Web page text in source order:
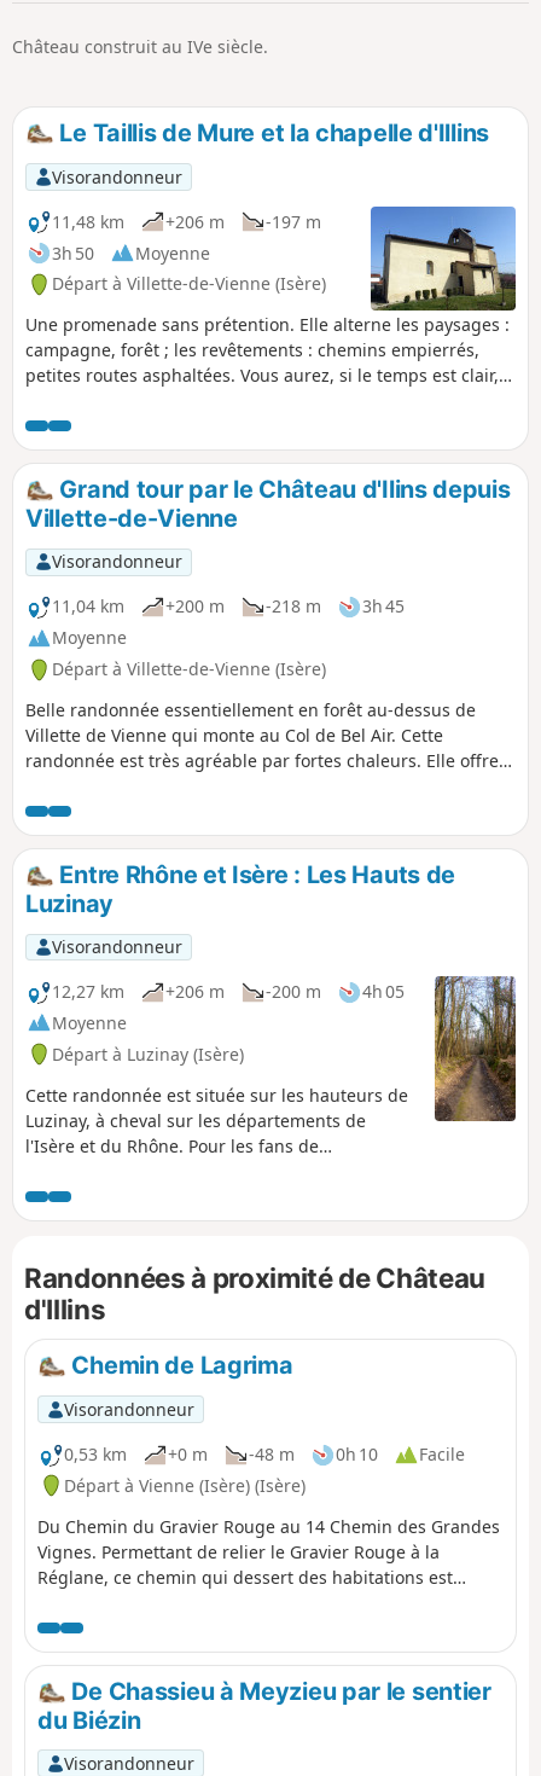
Château construit au IVe siècle.
Le Taillis de Mure et la chapelle d'Illins
Visorandonneur
11,48 km
+206 m
-197 m
3h 50
Moyenne
Départ à Villette-de-Vienne (Isère)
Une promenade sans prétention. Elle alterne les paysages :
campagne, forêt ; les revêtements : chemins empierrés,
petites routes asphaltées. Vous aurez, si le temps est clair,
petites côtes (pas trop saignantes) sont au programme afin
de maintenir la forme.
Grand tour par le Château d'Ilins depuis
Villette-de-Vienne
Visorandonneur
11,04 km
+200 m -218 m
3h 45
Moyenne
Départ à Villette-de-Vienne (Isère)
Belle randonnée essentiellement en forêt au-dessus de
Villette de Vienne qui monte au Col de Bel Air. Cette
randonnée est très agréable par fortes chaleurs. Elle offre
Entre Rhône et Isère : Les Hauts de
Luzinay
Visorandonneur
12,27 km
+206 m -200 m
4h 05
Moyenne
Départ à Luzinay (Isère)
Cette randonnée est située sur les hauteurs de
Luzinay, à cheval sur les départements de
l'Isère et du Rhône. Pour les fans de
différentes en 12 km ! Cette randonnée offre
des très beaux points de vue sur les Alpes, le
lyonnaise. Il n'y a que 600 m de route passante
(et c'est relatif !). L'essentiel du parcours est
constitué de chemins ou de voies sans issue
desservant des fermes.
Randonnées à proximité de Château
d'Illins
Chemin de Lagrima
Visorandonneur
0,53 km
+0 m -48 m 0h 10
Facile
Départ à Vienne (Isère) (Isère)
Du Chemin du Gravier Rouge au 14 Chemin des Grandes
Vignes. Permettant de relier le Gravier Rouge à la
Réglane, ce chemin qui dessert des habitations est
sous-bois et longe un champ pour retrouver des
habitations dans sa partie basse.
De Chassieu à Meyzieu par le sentier
du Biézin
Visorandonneur